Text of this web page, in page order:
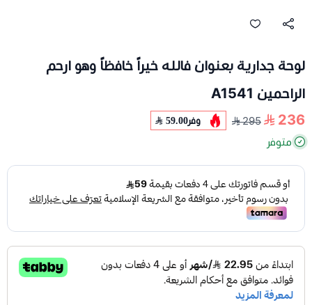
لوحة جدارية بعنوان فالله خيراً خافظاً وهو ارحم
الراحمين A1541
236
295 وفر59.00
متوفر